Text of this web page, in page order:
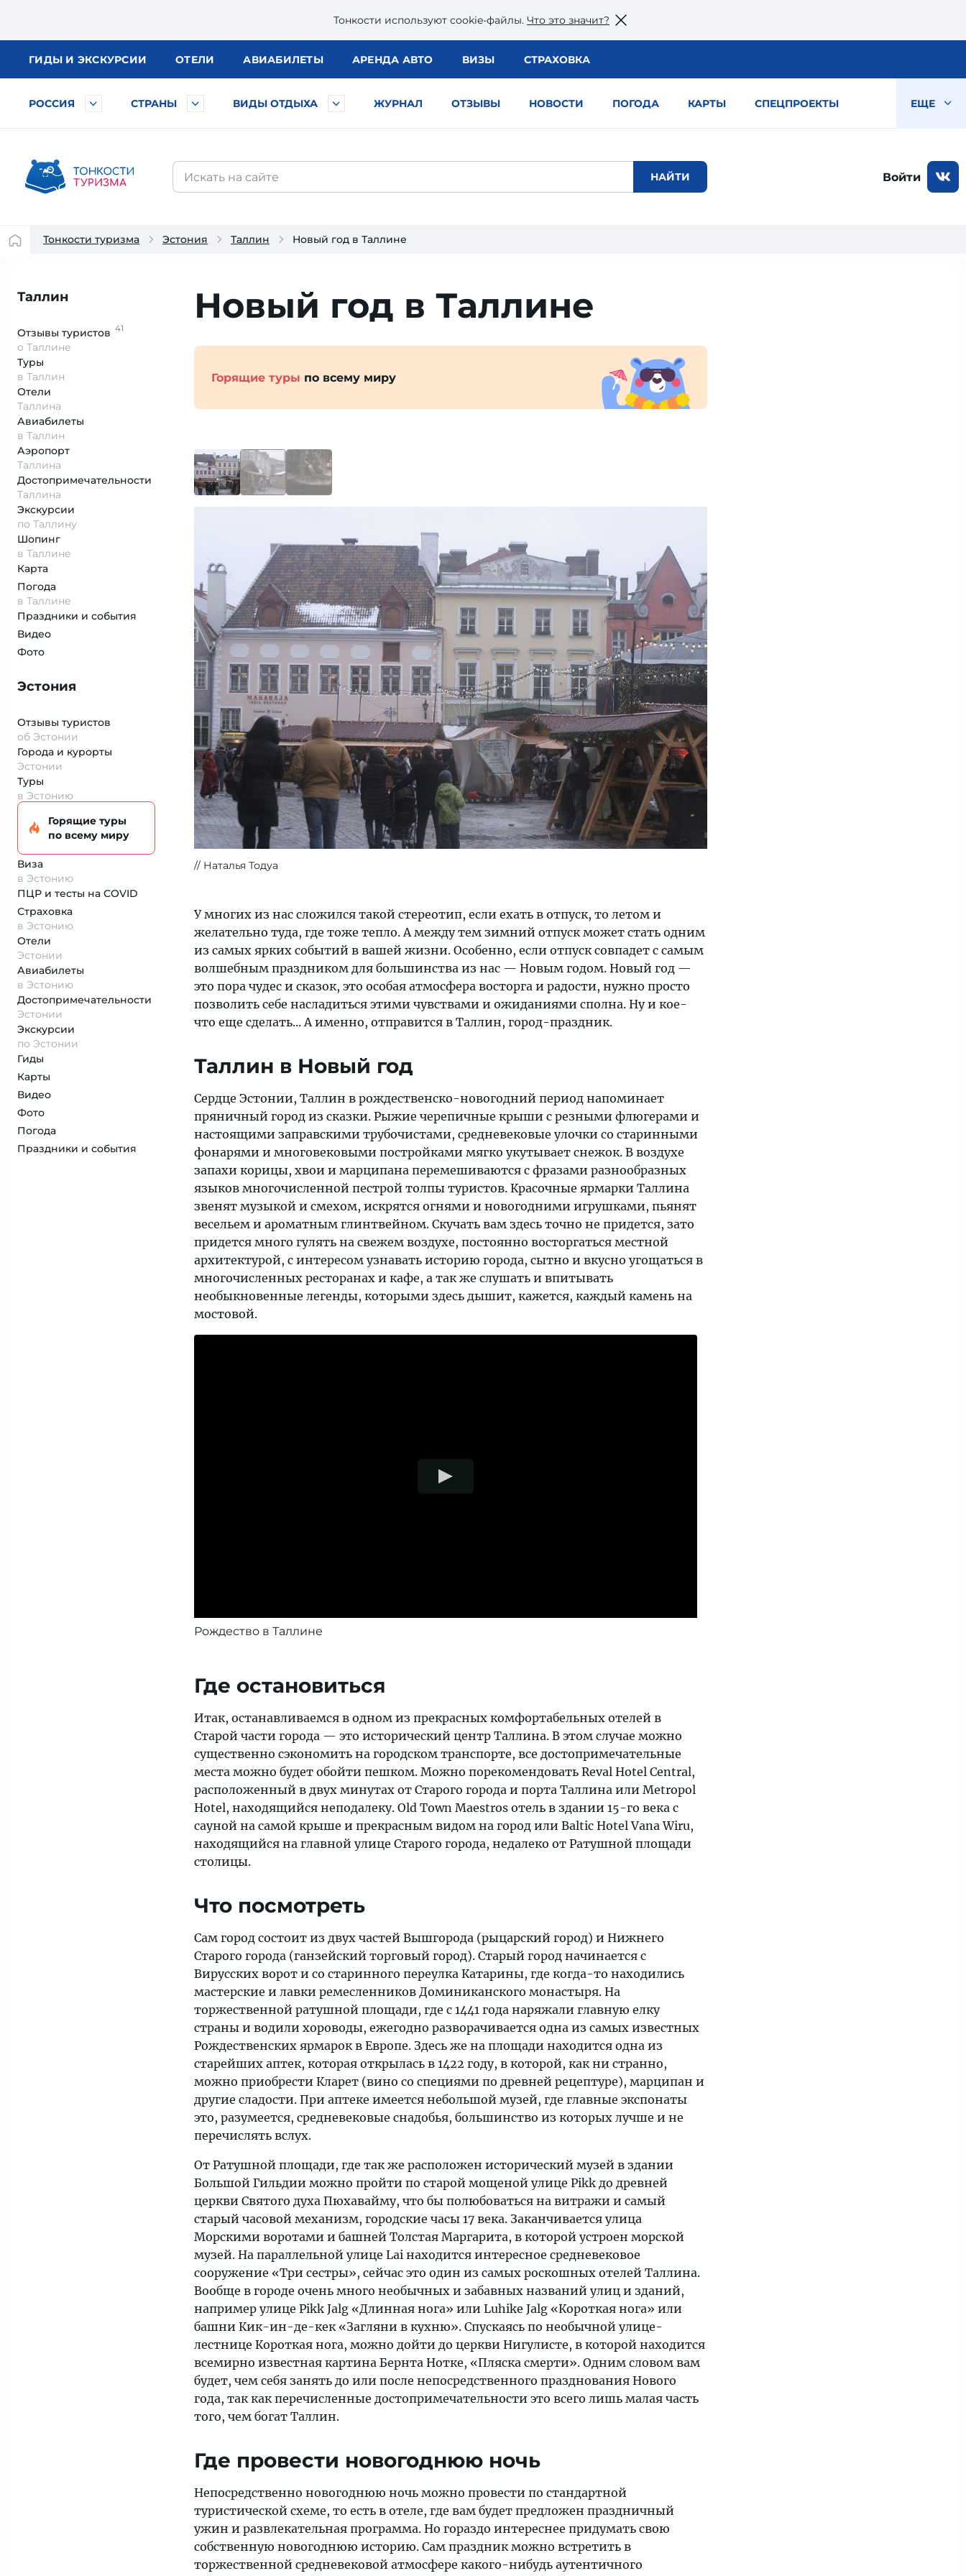
Тонкости используют сookie-файлы. Что это значит?
ГИДЫ И ЭКСКУРСИИ ОТЕЛИ АВИАБИЛЕТЫ АРЕНДА АВТО ВИЗЫ СТРАХОВКА
РОССИЯ СТРАНЫ ВИДЫ ОТДЫХА ЖУРНАЛ ОТЗЫВЫ НОВОСТИ ПОГОДА КАРТЫ СПЕЦПРОЕКТЫ ЕЩЕ
Войти
Тонкости туризма Эстония Таллин Новый год в Таллине
Таллин
Отзывы туристов 41
о Таллине
Туры
в Таллин
Отели
Таллина
Авиабилеты
в Таллин
Аэропорт
Таллина
Достопримеча­тельности
Таллина
Экскурсии
по Таллину
Шопинг
в Таллине
Карта
Погода
в Таллине
Праздники и события
Видео
Фото
Эстония
Отзывы туристов
об Эстонии
Города и курорты
Эстонии
Туры
в Эстонию
Горящие туры
по всему миру
Виза
в Эстонию
ПЦР и тесты на COVID
Страховка
в Эстонию
Отели
Эстонии
Авиабилеты
в Эстонию
Достопримеча­тельности
Эстонии
Экскурсии
по Эстонии
Гиды
Карты
Видео
Фото
Погода
Праздники и события
Новый год в Таллине
Горящие туры по всему миру
Наталья Тодуа
У многих из нас сложился такой стереотип, если ехать в отпуск, то летом и
желательно туда, где тоже тепло. А между тем зимний отпуск может стать одним
из самых ярких событий в вашей жизни. Особенно, если отпуск совпадет с самым
волшебным праздником для большинства из нас — Новым годом. Новый год —
это пора чудес и сказок, это особая атмосфера восторга и радости, нужно просто
позволить себе насладиться этими чувствами и ожиданиями сполна. Ну и кое-
что еще сделать... А именно, отправится в Таллин, город-праздник.
Таллин в Новый год
Сердце Эстонии, Таллин в рождественско-новогодний период напоминает
пряничный город из сказки. Рыжие черепичные крыши с резными флюгерами и
настоящими заправскими трубочистами, средневековые улочки со старинными
фонарями и многовековыми постройками мягко укутывает снежок. В воздухе
запахи корицы, хвои и марципана перемешиваются с фразами разнообразных
языков многочисленной пестрой толпы туристов. Красочные ярмарки Таллина
звенят музыкой и смехом, искрятся огнями и новогодними игрушками, пьянят
весельем и ароматным глинтвейном. Скучать вам здесь точно не придется, зато
придется много гулять на свежем воздухе, постоянно восторгаться местной
архитектурой, с интересом узнавать историю города, сытно и вкусно угощаться в
многочисленных ресторанах и кафе, а так же слушать и впитывать
необыкновенные легенды, которыми здесь дышит, кажется, каждый камень на
мостовой.
Рождество в Таллине
Где остановиться
Итак, останавливаемся в одном из прекрасных комфортабельных отелей в
Старой части города — это исторический центр Таллина. В этом случае можно
существенно сэкономить на городском транспорте, все достопримечательные
места можно будет обойти пешком. Можно порекомендовать Reval Hotel Central,
расположенный в двух минутах от Старого города и порта Таллина или Metropol
Hotel, находящийся неподалеку. Old Town Maestros отель в здании 15-го века с
сауной на самой крыше и прекрасным видом на город или Baltic Hotel Vana Wiru,
находящийся на главной улице Старого города, недалеко от Ратушной площади
столицы.
Что посмотреть
Сам город состоит из двух частей Вышгорода (рыцарский город) и Нижнего
Старого города (ганзейский торговый город). Старый город начинается с
Вирусских ворот и со старинного переулка Катарины, где когда-то находились
мастерские и лавки ремесленников Доминиканского монастыря. На
торжественной ратушной площади, где с 1441 года наряжали главную елку
страны и водили хороводы, ежегодно разворачивается одна из самых известных
Рождественских ярмарок в Европе. Здесь же на площади находится одна из
старейших аптек, которая открылась в 1422 году, в которой, как ни странно,
можно приобрести Кларет (вино со специями по древней рецептуре), марципан и
другие сладости. При аптеке имеется небольшой музей, где главные экспонаты
это, разумеется, средневековые снадобья, большинство из которых лучше и не
перечислять вслух.
От Ратушной площади, где так же расположен исторический музей в здании
Большой Гильдии можно пройти по старой мощеной улице Pikk до древней
церкви Святого духа Пюхавайму, что бы полюбоваться на витражи и самый
старый часовой механизм, городские часы 17 века. Заканчивается улица
Морскими воротами и башней Толстая Маргарита, в которой устроен морской
музей. На параллельной улице Lai находится интересное средневековое
сооружение «Три сестры», сейчас это один из самых роскошных отелей Таллина.
Вообще в городе очень много необычных и забавных названий улиц и зданий,
например улице Pikk Jalg «Длинная нога» или Luhike Jalg «Короткая нога» или
башни Кик-ин-де-кек «Загляни в кухню». Спускаясь по необычной улице-
лестнице Короткая нога, можно дойти до церкви Нигулисте, в которой находится
всемирно известная картина Бернта Нотке, «Пляска смерти». Одним словом вам
будет, чем себя занять до или после непосредственного празднования Нового
года, так как перечисленные достопримечательности это всего лишь малая часть
того, чем богат Таллин.
Где провести новогоднюю ночь
Непосредственно новогоднюю ночь можно провести по стандартной
туристической схеме, то есть в отеле, где вам будет предложен праздничный
ужин и развлекательная программа. Но гораздо интереснее придумать свою
собственную новогоднюю историю. Сам праздник можно встретить в
торжественной средневековой атмосфере какого-нибудь аутентичного